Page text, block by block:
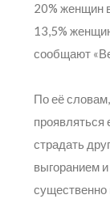
20% женщин
13,5%
сообщают
По её
проявляться
страдать
выгоранием и
существенно